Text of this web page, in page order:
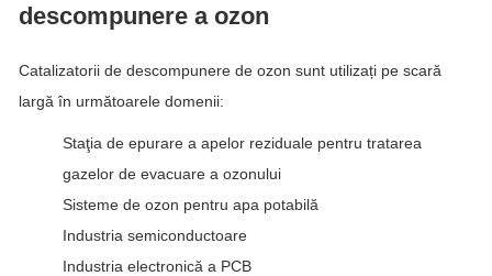
descompunere a ozon
Catalizatorii de descompunere de ozon sunt utilizați pe scară
largă în următoarele domenii:
Staţia de epurare a apelor reziduale pentru tratarea
gazelor de evacuare a ozonului
Sisteme de ozon pentru apa potabilă
Industria semiconductoare
Industria electronică a PCB